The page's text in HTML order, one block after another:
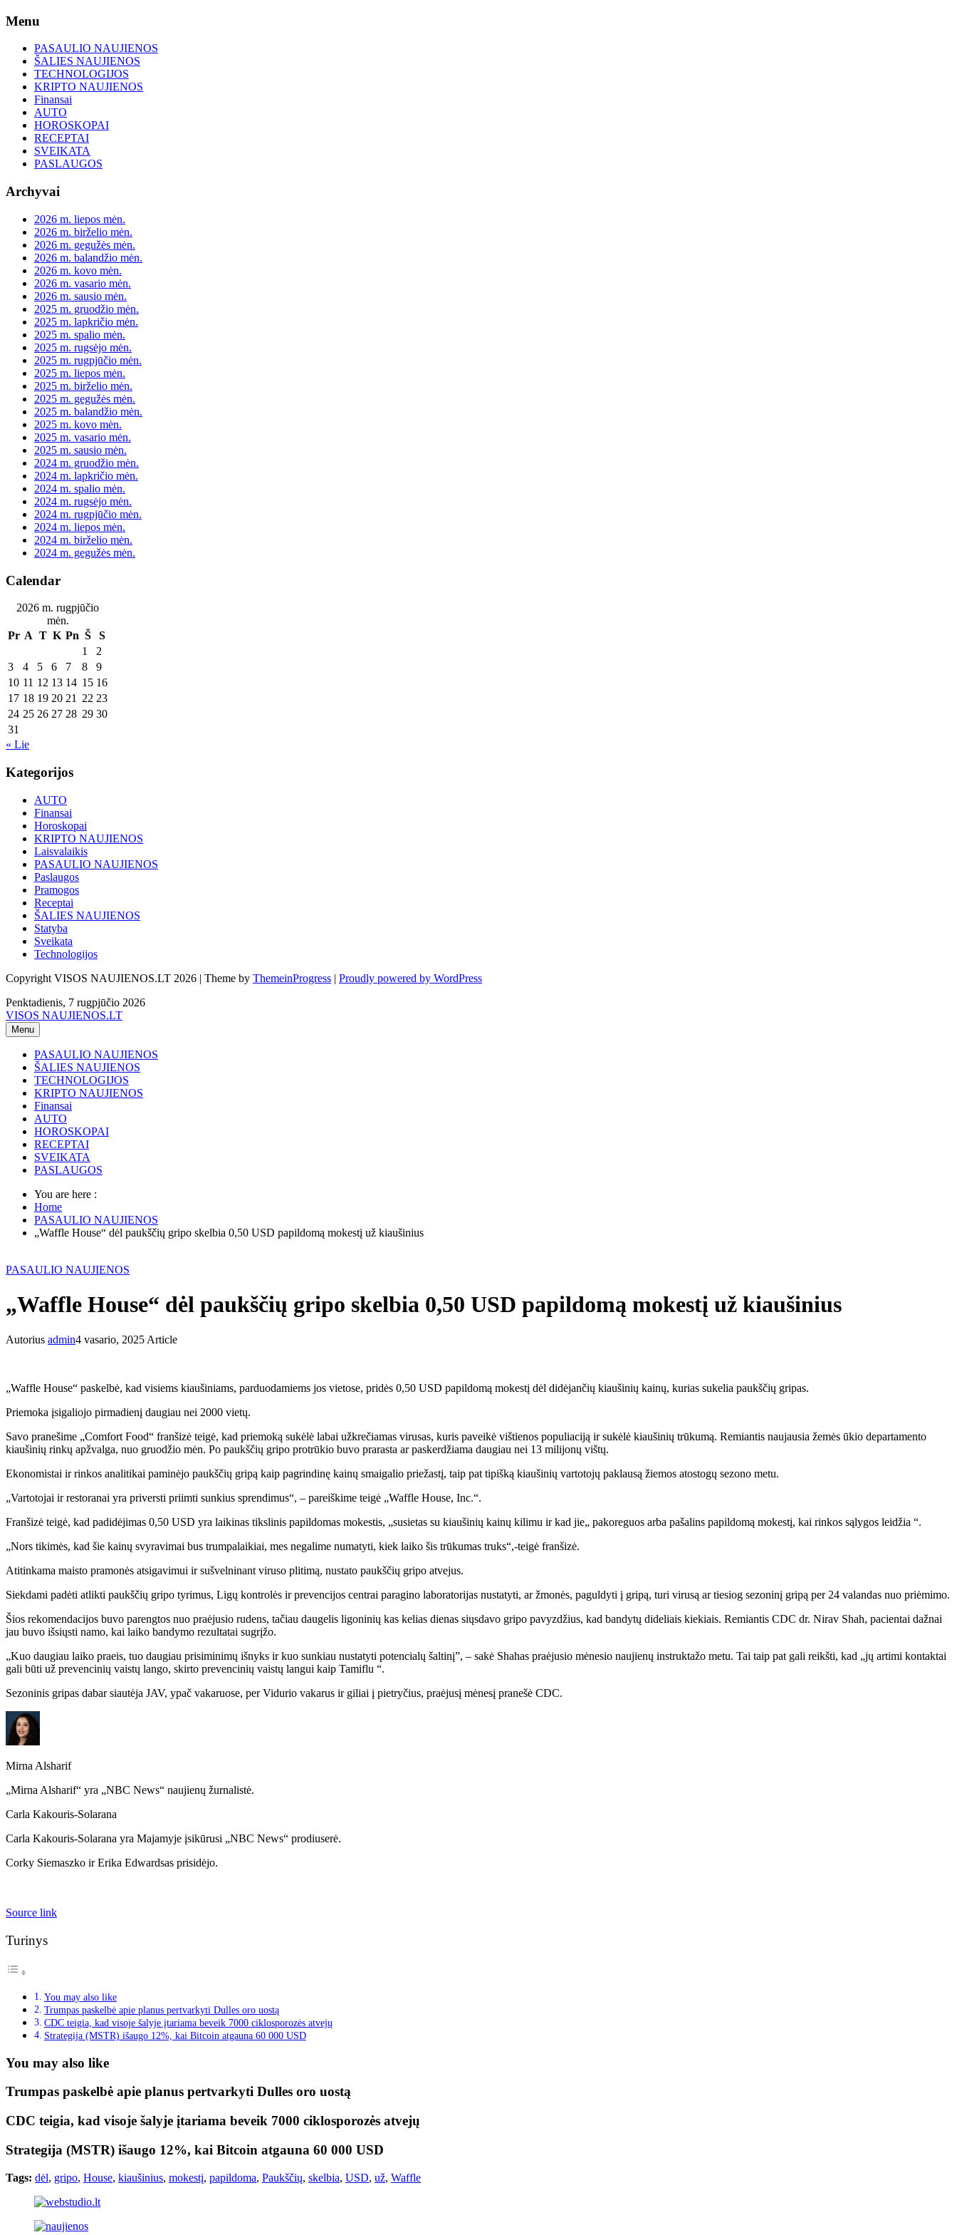
Skip
content
Menu
PASAULIO NAUJIENOS
ŠALIES NAUJIENOS
TECHNOLOGIJOS
KRIPTO NAUJIENOS
Finansai
AUTO
HOROSKOPAI
RECEPTAI
SVEIKATA
PASLAUGOS
Archyvai
2026 m. liepos mėn.
2026 m. birželio mėn.
2026 m. gegužės mėn.
2026 m. balandžio mėn.
2026 m. kovo mėn.
2026 m. vasario mėn.
2026 m. sausio mėn.
2025 m. gruodžio mėn.
2025 m. lapkričio mėn.
2025 m. spalio mėn.
2025 m. rugsėjo mėn.
2025 m. rugpjūčio mėn.
2025 m. liepos mėn.
2025 m. birželio mėn.
2025 m. gegužės mėn.
2025 m. balandžio mėn.
2025 m. kovo mėn.
2025 m. vasario mėn.
2025 m. sausio mėn.
2024 m. gruodžio mėn.
2024 m. lapkričio mėn.
2024 m. spalio mėn.
2024 m. rugsėjo mėn.
2024 m. rugpjūčio mėn.
2024 m. liepos mėn.
2024 m. birželio mėn.
2024 m. gegužės mėn.
Calendar
2026 m. rugpjūčio
mėn.
Pr A T K Pn Š
S
1
2
3
4 5 6 7 8
9
10 11 12 13 14 15 16
17 18 19 20 21 22 23
24 25 26 27 28 29 30
31
« Lie
Kategorijos
AUTO
Finansai
Horoskopai
KRIPTO NAUJIENOS
Laisvalaikis
PASAULIO NAUJIENOS
Paslaugos
Pramogos
Receptai
ŠALIES NAUJIENOS
Statyba
Sveikata
Technologijos
Copyright VISOS NAUJIENOS.LT 2026 | Theme by ThemeinProgress | Proudly powered by WordPress
Penktadienis, 7 rugpjūčio 2026
VISOS NAUJIENOS.LT
Menu
PASAULIO NAUJIENOS
ŠALIES NAUJIENOS
TECHNOLOGIJOS
KRIPTO NAUJIENOS
Finansai
AUTO
HOROSKOPAI
RECEPTAI
SVEIKATA
PASLAUGOS
You are here :
Home
PASAULIO NAUJIENOS
„Waffle House“ dėl paukščių gripo skelbia 0,50 USD papildomą mokestį už kiaušinius
PASAULIO NAUJIENOS
„Waffle House“ dėl paukščių gripo skelbia 0,50 USD papildomą mokestį už kiaušinius
Autorius admin4 vasario, 2025 Article
„Waffle House“ paskelbė, kad visiems kiaušiniams, parduodamiems jos vietose, pridės 0,50 USD papildomą mokestį dėl didėjančių kiaušinių kainų, kurias sukelia paukščių gripas.
Priemoka įsigaliojo pirmadienį daugiau nei 2000 vietų.
Savo pranešime „Comfort Food“ franšizė teigė, kad priemoką sukėlė labai užkrečiamas virusas, kuris paveikė vištienos populiaciją ir sukėlė kiaušinių trūkumą. Remiantis naujausia žemės ūkio departamento
kiaušinių rinkų apžvalga, nuo gruodžio mėn. Po paukščių gripo protrūkio buvo prarasta ar paskerdžiama daugiau nei 13 milijonų vištų.
Ekonomistai ir rinkos analitikai paminėjo paukščių gripą kaip pagrindinę kainų smaigalio priežastį, taip pat tipišką kiaušinių vartotojų paklausą žiemos atostogų sezono metu.
„Vartotojai ir restoranai yra priversti priimti sunkius sprendimus“, – pareiškime teigė „Waffle House, Inc.“.
Franšizė teigė, kad padidėjimas 0,50 USD yra laikinas tikslinis papildomas mokestis, „susietas su kiaušinių kainų kilimu ir kad jie„ pakoreguos arba pašalins papildomą mokestį, kai rinkos sąlygos leidžia “.
„Nors tikimės, kad šie kainų svyravimai bus trumpalaikiai, mes negalime numatyti, kiek laiko šis trūkumas truks“,-teigė franšizė.
Atitinkama maisto pramonės atsigavimui ir sušvelninant viruso plitimą, nustato paukščių gripo atvejus.
Siekdami padėti atlikti paukščių gripo tyrimus, Ligų kontrolės ir prevencijos centrai paragino laboratorijas nustatyti, ar žmonės, paguldyti į gripą, turi virusą ar tiesiog sezoninį gripą per 24 valandas nuo priėmimo.
Šios rekomendacijos buvo parengtos nuo praėjusio rudens, tačiau daugelis ligoninių kas kelias dienas siųsdavo gripo pavyzdžius, kad bandytų dideliais kiekiais. Remiantis CDC dr. Nirav Shah, pacientai dažnai
jau buvo išsiųsti namo, kai laiko bandymo rezultatai sugrįžo.
„Kuo daugiau laiko praeis, tuo daugiau prisiminimų išnyks ir kuo sunkiau nustatyti potencialų šaltinį”, – sakė Shahas praėjusio mėnesio naujienų instruktažo metu. Tai taip pat gali reikšti, kad „jų artimi kontaktai
gali būti už prevencinių vaistų lango, skirto prevencinių vaistų langui kaip Tamiflu “.
Sezoninis gripas dabar siautėja JAV, ypač vakaruose, per Vidurio vakarus ir giliai į pietryčius, praėjusį mėnesį pranešė CDC.
Mirna Alsharif
„Mirna Alsharif“ yra „NBC News“ naujienų žurnalistė.
Carla Kakouris-Solarana
Carla Kakouris-Solarana yra Majamyje įsikūrusi „NBC News“ prodiuserė.
Corky Siemaszko irErika Edwardsas prisidėjo.
Source link
Turinys
You may also like
Trumpas paskelbė apie planus pertvarkyti Dulles oro uostą
CDC teigia, kad visoje šalyje įtariama beveik 7000 ciklosporozės atvejų
Strategija (MSTR) išaugo 12%, kai Bitcoin atgauna 60 000 USD
You may also like
Trumpas paskelbė apie planus pertvarkyti Dulles oro uostą
CDC teigia, kad visoje šalyje įtariama beveik 7000 ciklosporozės atvejų
Strategija (MSTR) išaugo 12%, kai Bitcoin atgauna 60 000 USD
Tags: dėl, gripo, House, kiaušinius, mokestį, papildoma, Paukščių, skelbia, USD, už, Waffle